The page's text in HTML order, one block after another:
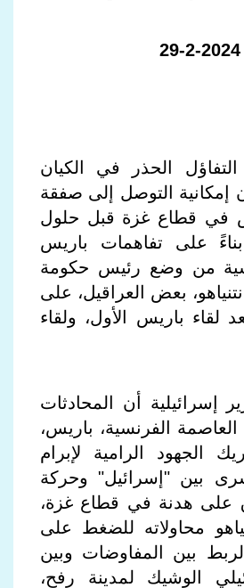
29-2-2024
الحذر في الكيان
إمكانية التوصل إلى صفقة
في قطاع غزة قبل حلول
على تفاهمات باريس
من وضع رئيس حكومة
نتنياهو، بعض العراقيل، على
لقاء باريس الأول، ولقاء
إسرائيلية أن المحادثات
الفرنسية، باريس،
الجهود الرامية لإبرام
بين "إسرائيل" وحركة
على هدنة في قطاع غزة،
محاولاته للضغط على
بين المفاوضات وبين
الوشيك لمدينة رفح،